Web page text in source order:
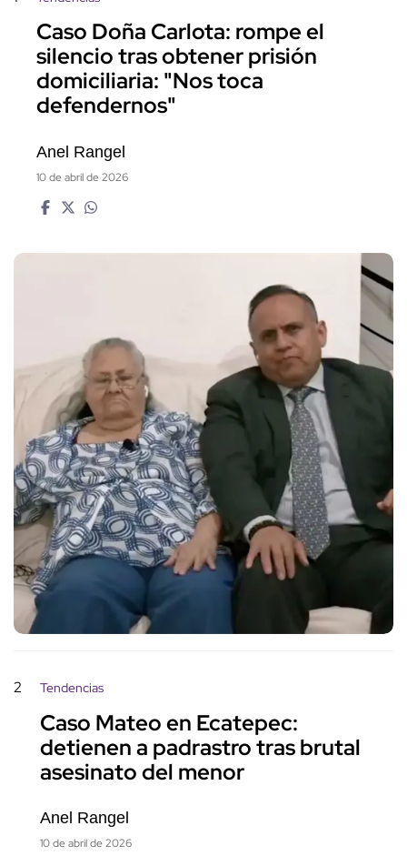
Caso Doña Carlota: rompe el
silencio tras obtener prisión
domiciliaria: "Nos toca
defendernos"
Anel Rangel
10 de abril de 2026
2 Tendencias
Caso Mateo en Ecatepec:
detienen a padrastro tras brutal
asesinato del menor
Anel Rangel
10 de abril de 2026